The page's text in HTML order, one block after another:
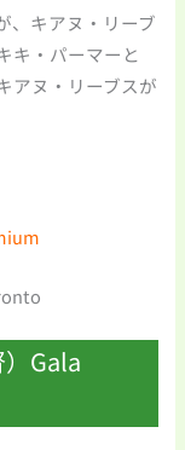
、キアヌ・リーブ
キ・パーマーと
アヌ・リーブスが
）Gala